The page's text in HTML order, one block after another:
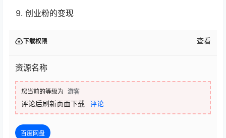
创业粉的变现
下载权限 查看
资源名称
您当前的等级为 游客
评论后刷新页面下载 评论
百度网盘